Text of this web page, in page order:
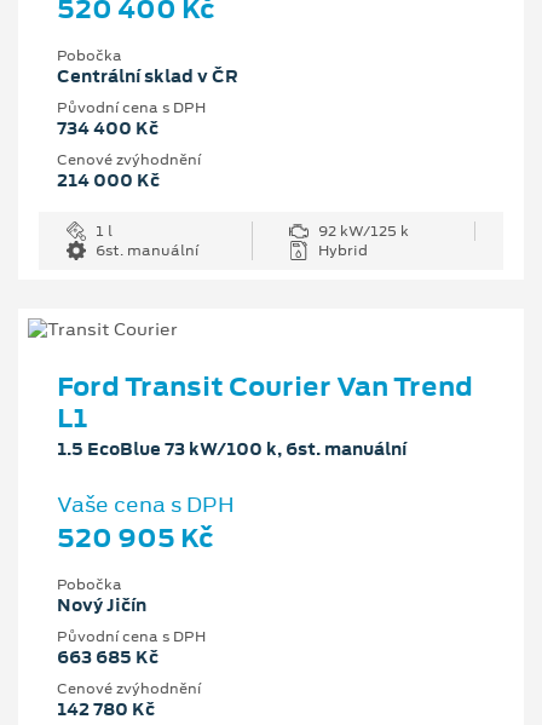
520 400 Kč
Pobočka
Centrální sklad v ČR
Původní cena s DPH
734 400 Kč
Cenové zvýhodnění
214 000 Kč
1 l
92 kW/125 k
6st. manuální
Hybrid
Ford Transit Courier Van Trend
L1
1.5 EcoBlue 73 kW/100 k, 6st. manuální
Vaše cena s DPH
520 905 Kč
Pobočka
Nový Jičín
Původní cena s DPH
663 685 Kč
Cenové zvýhodnění
142 780 Kč